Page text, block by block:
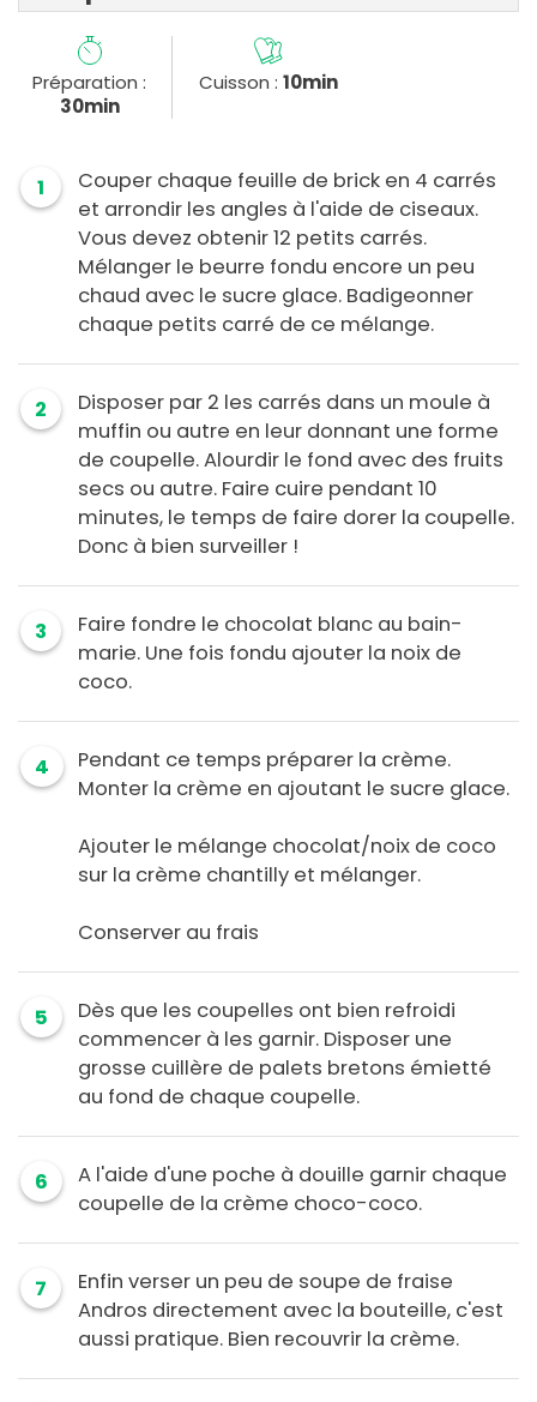
Préparation :
30min
Cuisson : 10min
1
Couper chaque feuille de brick en 4 carrés
et arrondir les angles à l'aide de ciseaux.
Vous devez obtenir 12 petits carrés.
Mélanger le beurre fondu encore un peu
chaud avec le sucre glace. Badigeonner
chaque petits carré de ce mélange.
2
Disposer par 2 les carrés dans un moule à
muffin ou autre en leur donnant une forme
de coupelle. Alourdir le fond avec des fruits
secs ou autre. Faire cuire pendant 10
minutes, le temps de faire dorer la coupelle.
Donc à bien surveiller !
3
Faire fondre le chocolat blanc au bain-
marie. Une fois fondu ajouter la noix de
coco.
4
Pendant ce temps préparer la crème.
Monter la crème en ajoutant le sucre glace.
Ajouter le mélange chocolat/noix de coco
sur la crème chantilly et mélanger.
Conserver au frais
5
Dès que les coupelles ont bien refroidi
commencer à les garnir. Disposer une
grosse cuillère de palets bretons émietté
au fond de chaque coupelle.
6
A l'aide d'une poche à douille garnir chaque
coupelle de la crème choco-coco.
7
Enfin verser un peu de soupe de fraise
Andros directement avec la bouteille, c'est
aussi pratique. Bien recouvrir la crème.